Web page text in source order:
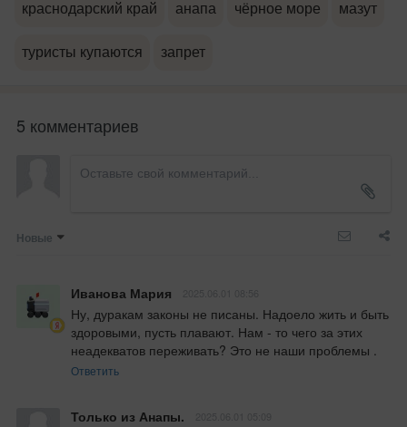
краснодарский край анапа чёрное море мазут
туристы купаются запрет
5 комментариев
Новые
Иванова Мария
Ну, дуракам законы не писаны. Надоело жить и быть
здоровыми, пусть плавают. Нам - то чего за этих
неадекватов переживать? Это не наши проблемы .
Ответить
Только из Анапы.